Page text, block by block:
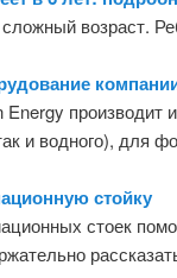
возраст.
производит
и водного), для
стойку
стоек